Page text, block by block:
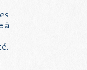
à